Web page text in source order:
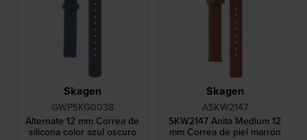
Skagen
GWPSKG0038
Alternate 12 mm Correa de
silicona color azul oscuro
Skagen
ASKW2147
SKW2147 Anita Medium 12
mm Correa de piel marrón